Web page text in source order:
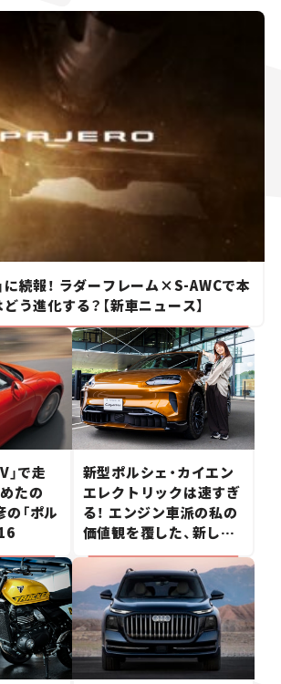
に続報！ ラダーフレーム×S-AWCで本
う進化する？【新車ニュース】
」で走
たの
「ポル
新型ポルシェ・カイエン
エレクトリックは速すぎ
る！ エンジン車派の私の
価値観を覆した、新しい
ポルシェの走り。